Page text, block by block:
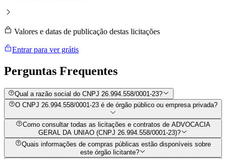
Valores e datas de publicação destas licitações
Entrar para ver grátis
Perguntas Frequentes
Qual a razão social do CNPJ 26.994.558/0001-23?
O CNPJ 26.994.558/0001-23 é de órgão público ou empresa privada?
Como consultar todas as licitações e contratos de ADVOCACIA
GERAL DA UNIAO (CNPJ 26.994.558/0001-23)?
Quais informações de compras públicas estão disponíveis sobre
este órgão licitante?